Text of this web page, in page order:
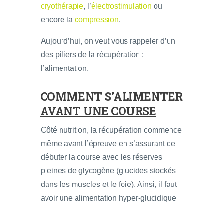
cryothérapie, l’électrostimulation ou
encore la compression.
Aujourd’hui, on veut vous rappeler d’un
des piliers de la récupération :
l’alimentation.
COMMENT S’ALIMENTER
AVANT UNE COURSE
Côté nutrition, la récupération commence
même avant l’épreuve en s’assurant de
débuter la course avec les réserves
pleines de glycogène (glucides stockés
dans les muscles et le foie). Ainsi, il faut
avoir une alimentation hyper-glucidique